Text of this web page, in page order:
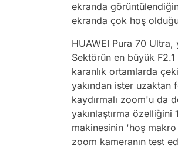
ekranda
ekranda çok hoş
HUAWEI Pura 70
Sektörün en büyük F2.1
karanlık ortamlarda
yakından ister uzaktan
kaydırmalı zoom'u da
yakınlaştırma
makinesinin 'hoş
zoom kameranın test